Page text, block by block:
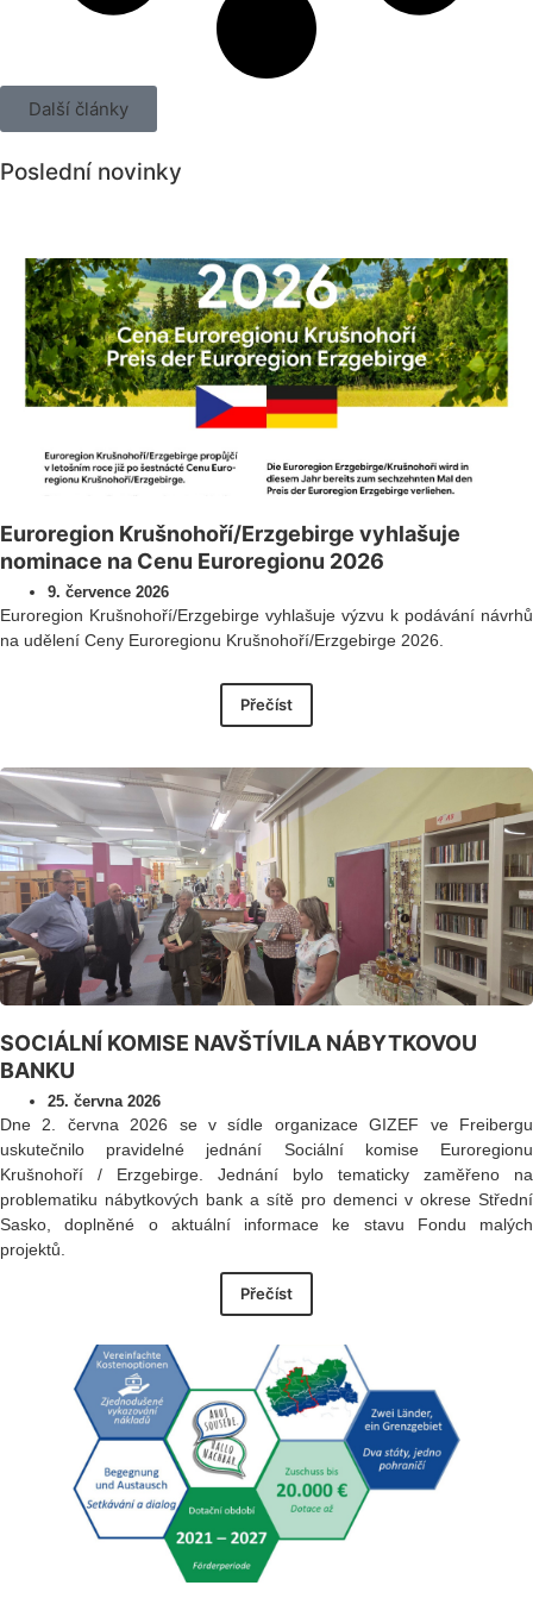
Další články
Poslední novinky
Euroregion Krušnohoří/Erzgebirge vyhlašuje
nominace na Cenu Euroregionu 2026
9. července 2026
Euroregion Krušnohoří/Erzgebirge vyhlašuje výzvu k podávání návrhů
na udělení Ceny Euroregionu Krušnohoří/Erzgebirge 2026.
Přečíst
SOCIÁLNÍ KOMISE NAVŠTÍVILA NÁBYTKOVOU
BANKU
25. června 2026
Dne 2. června 2026 se v sídle organizace GIZEF ve Freibergu
uskutečnilo pravidelné jednání Sociální komise Euroregionu
Krušnohoří / Erzgebirge. Jednání bylo tematicky zaměřeno na
problematiku nábytkových bank a sítě pro demenci v okrese Střední
Sasko, doplněné o aktuální informace ke stavu Fondu malých
projektů.
Přečíst